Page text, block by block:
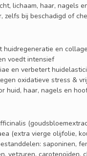
lichaam, haar, nagels
zelfs bij beschadigd of
huidregeneratie en
voedt intensief
en verbetert
oxidatieve stress &
huid, haar, nagels en
(extra vierge olijfolie,
saponinen,